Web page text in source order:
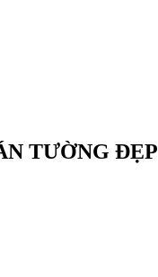
TƯỜNG ĐẸP